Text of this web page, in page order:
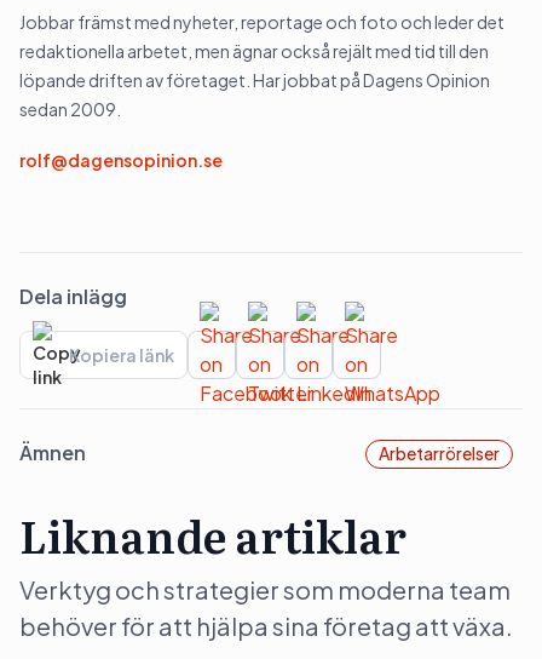
Jobbar främst med nyheter, reportage och foto och leder det
redaktionella arbetet, men ägnar också rejält med tid till den
löpande driften av företaget. Har jobbat på Dagens Opinion
sedan 2009.
rolf@dagensopinion.se
Dela inlägg
Kopiera länk
Ämnen Arbetarrörelser
Liknande artiklar
Verktyg och strategier som moderna team
behöver för att hjälpa sina företag att växa.